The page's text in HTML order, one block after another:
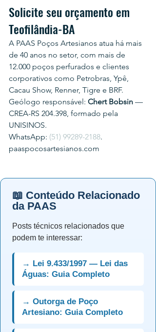
Solicite seu orçamento em
Teofilândia-BA
A PAAS Poços Artesianos atua há mais
de 40 anos no setor, com mais de
12.000 poços perfurados e clientes
corporativos como Petrobras, Ypê,
Cacau Show, Renner, Tigre e BRF.
Geólogo responsável: Chert Bobsin —
CREA-RS 204.398, formado pela
UNISINOS.
WhatsApp: (51) 99289-2188.
paaspocosartesianos.com
📖 Conteúdo Relacionado
da PAAS
Posts técnicos relacionados que
podem te interessar:
→ Lei 9.433/1997 — Lei das
Águas: Guia Completo
→ Outorga de Poço
Artesiano: Guia Completo